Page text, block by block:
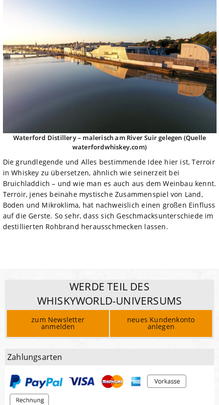
Waterford Distillery – malerisch am River Suir gelegen (Quelle
waterfordwhiskey.com)
Die grundlegende und Alles bestimmende Idee hier ist, Terroir
in Whiskey zu übersetzen, ähnlich wie seinerzeit bei
Bruichladdich – und wie man es auch aus dem Weinbau kennt.
Terroir, jenes beinahe mystische Zusammenspiel von Land,
Boden und Mikroklima, hat nachweislich einen großen Einfluss
auf die Gerste. So sehr, dass sich Geschmacksunterschiede im
destillierten Rohbrand herausschmecken lassen.
WERDE TEIL DES
WHISKYWORLD-UNIVERSUMS
zum Newsletter
anmelden
neues Kundenkonto
anlegen
Zahlungsarten